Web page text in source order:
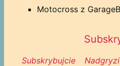
Motocross z
Subskrybujcie